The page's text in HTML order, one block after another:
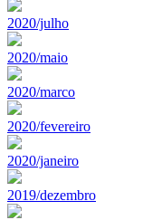
2020/julho
2020/maio
2020/marco
2020/fevereiro
2020/janeiro
2019/dezembro